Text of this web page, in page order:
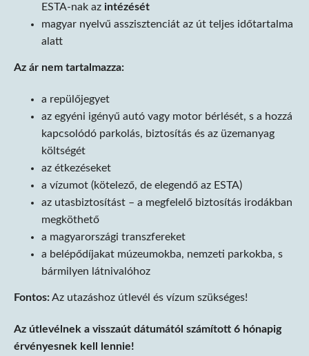
ESTA-nak az intézését
magyar nyelvű asszisztenciát az út teljes időtartalma
alatt
Az ár nem tartalmazza:
a repülőjegyet
az egyéni igényű autó vagy motor bérlését, s a hozzá
kapcsolódó parkolás, biztosítás és az üzemanyag
költségét
az étkezéseket
a vízumot (kötelező, de elegendő az ESTA)
az utasbiztosítást – a megfelelő biztosítás irodákban
megköthető
a magyarországi transzfereket
a belépődíjakat múzeumokba, nemzeti parkokba, s
bármilyen látnivalóhoz
Fontos:Az utazáshoz útlevél és vízum szükséges!
Az útlevélnek a visszaút dátumától számított 6 hónapig
érvényesnek kell lennie!